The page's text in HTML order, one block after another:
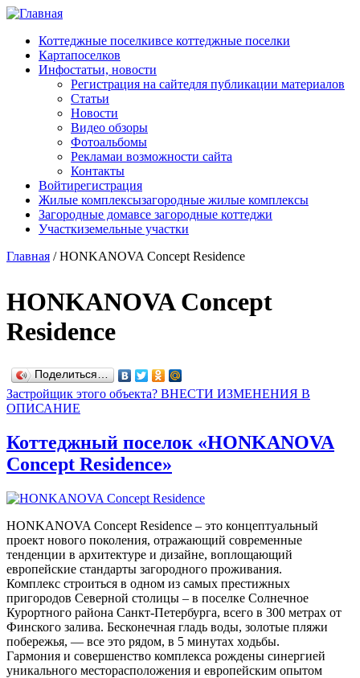
Перейти к основному содержанию
Коттеджные поселкивсе коттеджные поселки
Картапоселков
Инфостатьи, новости
Регистрация на сайтедля публикации материалов
Статьи
Новости
Видео обзоры
Фотоальбомы
Рекламаи возможности сайта
Контакты
Войтирегистрация
Жилые комплексызагородные жилые комплексы
Загородные домавсе загородные коттеджи
Участкиземельные участки
Главная /HONKANOVA Concept Residence
HONKANOVA Concept
Residence
Поделиться…
Застройщик этого объекта? ВНЕСТИ ИЗМЕНЕНИЯ В
ОПИСАНИЕ
Коттеджный поселок «HONKANOVA
Concept Residence»
HONKANOVA Concept Residence – это концептуальный
проект нового поколения, отражающий современные
тенденции в архитектуре и дизайне, воплощающий
европейские стандарты загородного проживания.
Комплекс строиться в одном из самых престижных
пригородов Северной столицы – в поселке Солнечное
Курортного района Санкт-Петербурга, всего в 300 метрах от
Финского залива. Бесконечная гладь воды, золотые пляжи
побережья, — все это рядом, в 5 минутах ходьбы.
Гармония и совершенство комплекса рождены синергией
уникального месторасположения и европейским опытом